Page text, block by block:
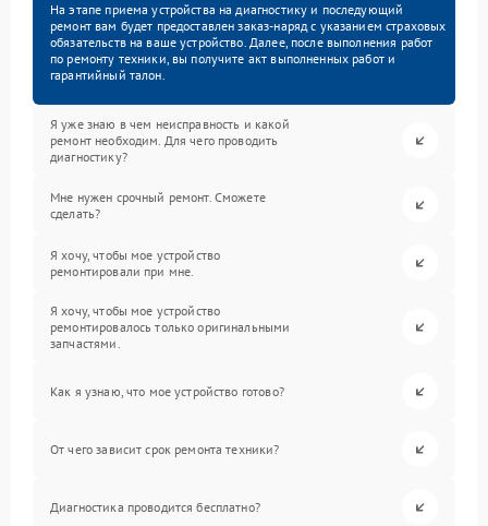
На этапе приема устройства на диагностику и последующий
ремонт вам будет предоставлен заказ-наряд с указанием страховых
обязательств на ваше устройство. Далее, после выполнения работ
по ремонту техники, вы получите акт выполненных работ и
гарантийный талон.
Я уже знаю в чем неисправность и какой
ремонт необходим. Для чего проводить
диагностику?
Мне нужен срочный ремонт. Сможете
сделать?
Я хочу, чтобы мое устройство
ремонтировали при мне.
Я хочу, чтобы мое устройство
ремонтировалось только оригинальными
запчастями.
Как я узнаю, что мое устройство готово?
От чего зависит срок ремонта техники?
Диагностика проводится бесплатно?